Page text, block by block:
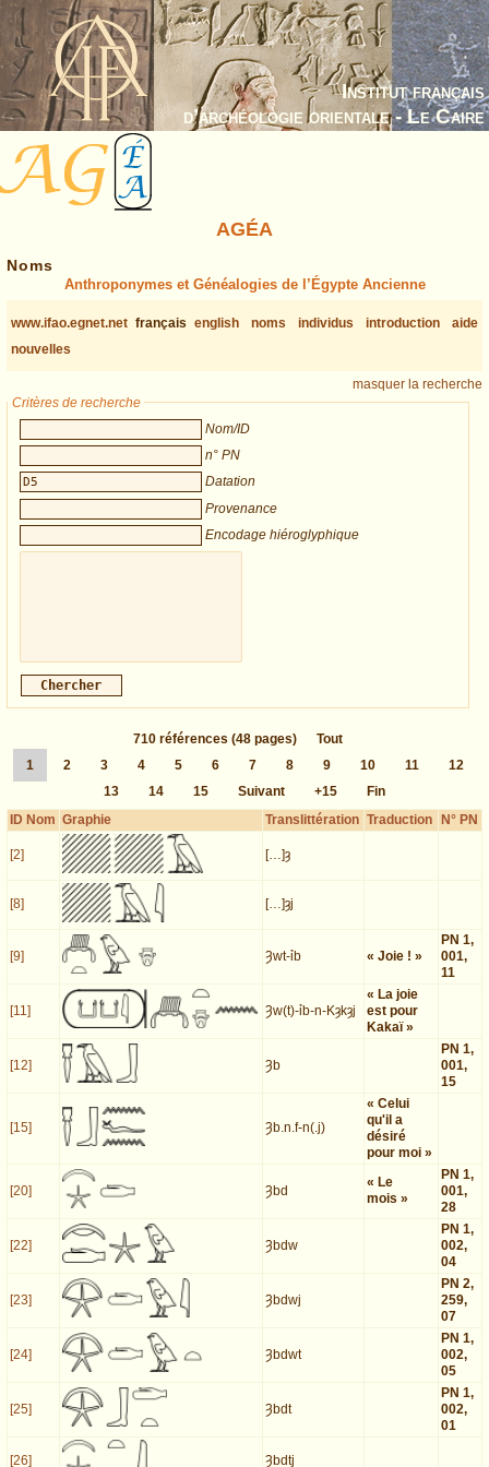
Institut français
d’archéologie orientale - Le Caire
AGÉA
Noms
Anthroponymes et Généalogies de l’Égypte Ancienne
www.ifao.egnet.net français english noms individus introduction
aide
nouvelles
masquer la recherche
Critères de recherche
Nom/ID
n° PN
Datation
Provenance
Encodage hiéroglyphique
710 références (48 pages)
Tout
1
2 3 4 5 6 7 8 9 10 11
12
13
14 15 Suivant +15
Fin
ID Nom Graphie Translittération Traduction N° PN
[2] […]ȝ
[8] […]ȝj
[9] Ȝwt-ỉb « Joie ! »
PN 1,
001,
11
[11] Ȝw(t)-ỉb-n-Kȝkȝj
« La joie
est pour
Kakaï »
[12] Ȝb
PN 1,
001,
15
[15] Ȝb.n.f-n(.j)
« Celui
qu'il a
désiré
pour moi »
[20] Ȝbd
« Le
mois »
PN 1,
001,
28
[22] Ȝbdw
PN 1,
002,
04
[23] Ȝbdwj
PN 2,
259,
07
[24] Ȝbdwt
PN 1,
002,
05
[25] Ȝbdt
PN 1,
002,
01
[26] Ȝbdtj